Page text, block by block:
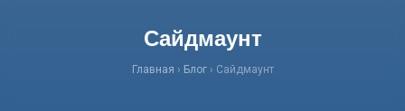
Главная
Сайдмаунт
Главная › Блог› Сайдмаунт